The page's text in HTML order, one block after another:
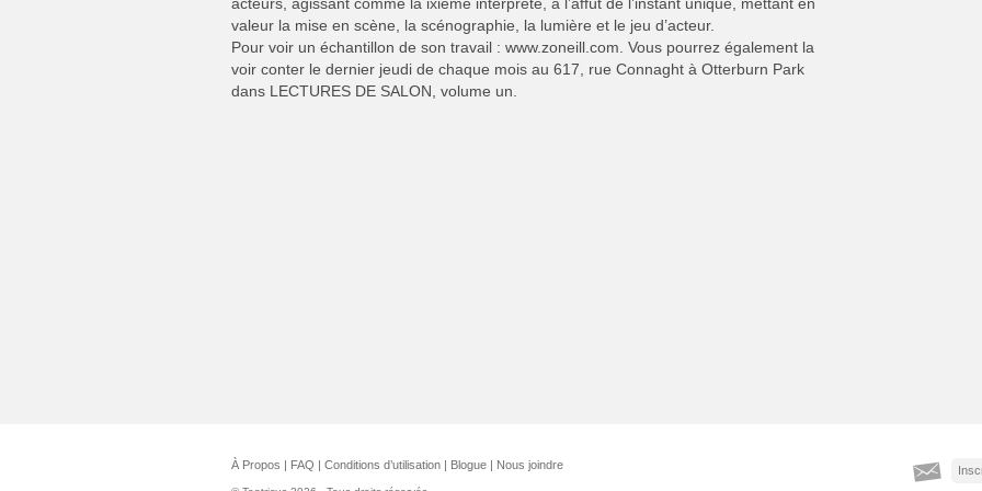
valeur la mise en scène, la scénographie, la lumière et le jeu d’acteur.
Pour voir un échantillon de son travail : www.zoneill.com. Vous pourrez également la
voir conter le dernier jeudi de chaque mois au 617, rue Connaght à Otterburn Park
dans LECTURES DE SALON, volume un.
À Propos | FAQ | Conditions d’utilisation | Blogue | Nous joindre